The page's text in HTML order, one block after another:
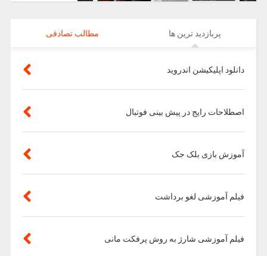
پربازدید ترین ها مطالب تصادفی
دانلود اپلیکیشن اندروید
اصطلاحات رایج در پیش بینی فوتبال
آموزش بازی بلک جک
فیلم آموزشی لغو برداشت
فیلم آموزشی شارژ به روش پرفکت مانی